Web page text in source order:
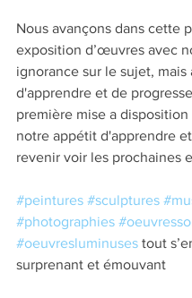
Nous avançons dans cette
exposition d’œuvres avec
ignorance sur le sujet, mais
d'apprendre et de
première mise a disposition
notre appétit d'apprendre
revenir voir les prochaines
#peintures #sculptures
#photographies
#oeuvresluminuses tout
surprenant et émouvant